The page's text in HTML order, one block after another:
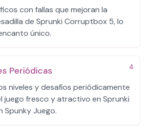
con fallas que mejoran la
de Sprunki Corruptbox 5, lo
único.
4
Periódicas
niveles y desafíos periódicamente
juego fresco y atractivo en Sprunki
Spunky Juego.